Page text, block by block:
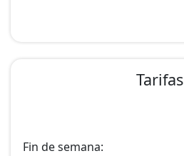
Tarifas
Fin de semana: